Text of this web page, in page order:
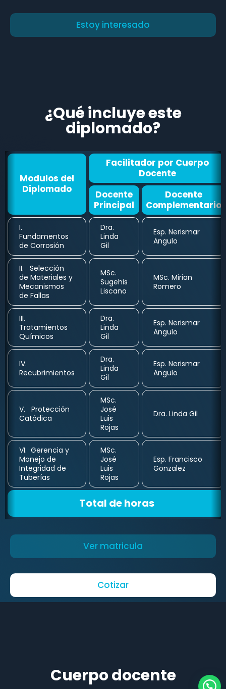
Estoy interesado
¿Qué incluye este
diplomado?
Modulos del
Diplomado
Facilitador por Cuerpo
Docente
Docente
Principal
Docente
Complementario
I.
Fundamentos
de Corrosión
Dra.
Linda
Gil
Esp. Nerismar
Angulo
II. Selección
de Materiales y
Mecanismos
de Fallas
MSc.
Sugehis
Liscano
MSc. Mirian
Romero
III.
Tratamientos
Químicos
Dra.
Linda
Gil
Esp. Nerismar
Angulo
IV.
Recubrimientos
Dra.
Linda
Gil
Esp. Nerismar
Angulo
V. Protección
Catódica
MSc.
José
Luis
Rojas
Dra. Linda Gil
VI. Gerencia y
Manejo de
Integridad de
Tuberías
MSc.
José
Luis
Rojas
Esp. Francisco
Gonzalez
Total de horas
Ver matricula
Cotizar
Cuerpo docente